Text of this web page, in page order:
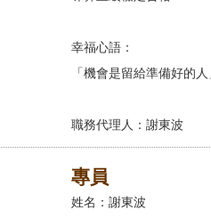
幸福心語：
「機會是留給準備好的人
職務代理人：謝東波
專員
姓名：謝東波